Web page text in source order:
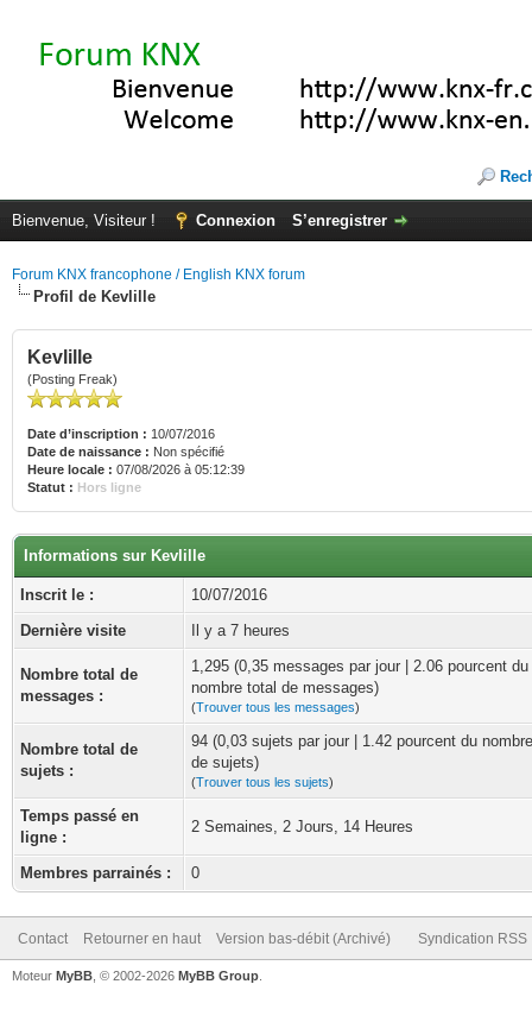
Bienvenue, Visiteur ! Connexion S’enregistrer
Forum KNX francophone / English KNX forum
Profil de Kevlille
Kevlille
(Posting Freak)
Date d’inscription : 10/07/2016
Date de naissance : Non spécifié
Heure locale : 07/08/2026 à 05:12:39
Statut : Hors ligne
Informations sur Kevlille
Inscrit le :
10/07/2016
Dernière visite
Il y a 7 heures
Nombre total de
messages :
1,295 (0,35 messages par jour | 2.06 pourcent du
nombre total de messages)
(Trouver tous les messages)
Nombre total de
sujets :
94 (0,03 sujets par jour | 1.42 pourcent du
de sujets)
(Trouver tous les sujets)
Temps passé en
ligne :
2 Semaines, 2 Jours, 14 Heures
Membres parrainés : 0
Contact Retourner en haut Version bas-débit (Archivé) Syndication RSS
Moteur MyBB , © 2002-2026 MyBB Group